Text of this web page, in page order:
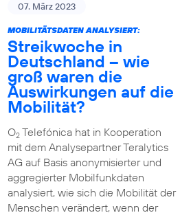
07. März 2023
MOBILITÄTSDATEN ANALYSIERT:
Streikwoche in
Deutschland – wie
groß waren die
Auswirkungen auf die
Mobilität?
O2Telefónica hat in Kooperation
mit dem Analysepartner Teralytics
AG auf Basis anonymisierter und
aggregierter Mobilfunkdaten
analysiert, wie sich die Mobilität der
Menschen verändert, wenn der